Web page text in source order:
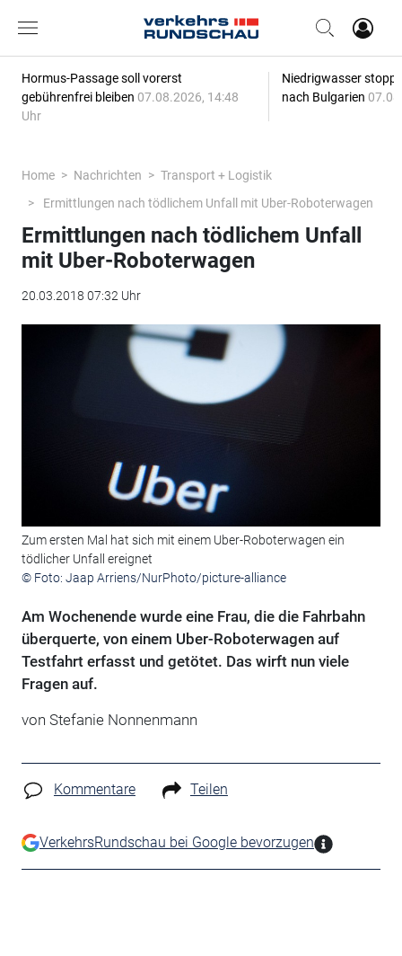
Hormus-Passage soll vorerst
gebührenfrei bleiben 07.08.2026, 14:48
Uhr
Niedrigwasser
nach Bulgarien
Home Nachrichten
Transport + Logistik
Ermittlungen nach tödlichem Unfall mit Uber-Roboterwagen
Ermittlungen nach tödlichem Unfall
mit Uber-Roboterwagen
20.03.2018 07:32 Uhr
Zum ersten Mal hat sich mit einem Uber-Roboterwagen ein
tödlicher Unfall ereignet
© Foto: Jaap Arriens/NurPhoto/picture-alliance
Am Wochenende wurde eine Frau, die die Fahrbahn
überquerte, von einem Uber-Roboterwagen auf
Testfahrt erfasst und getötet. Das wirft nun viele
Fragen auf.
von Stefanie Nonnenmann
Kommentare Teilen
VerkehrsRundschau bei Google bevorzugen